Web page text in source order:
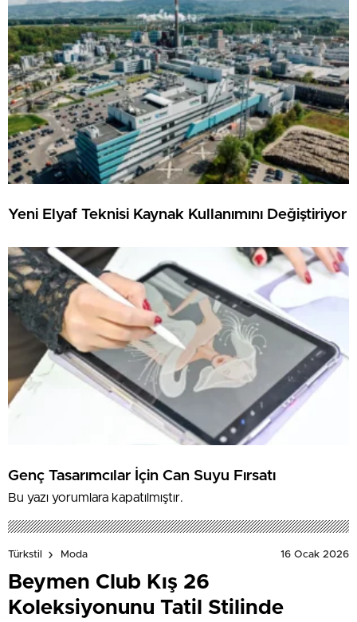
Yeni Elyaf Teknisi Kaynak Kullanımını Değiştiriyor
Genç Tasarımcılar İçin Can Suyu Fırsatı
Bu yazı yorumlara kapatılmıştır.
Türkstil Moda 16 Ocak 2026
Beymen Club Kış 26
Koleksiyonunu Tatil Stilinde